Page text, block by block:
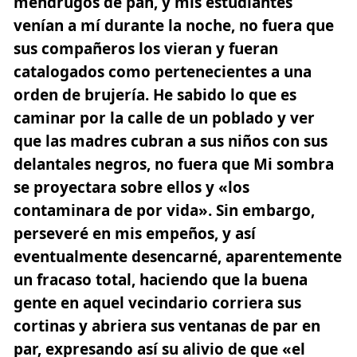
venían a mí durante la noche, no fuera que
sus compañeros los vieran y fueran
catalogados como pertenecientes a una
orden de brujería. He sabido lo que es
caminar por la calle de un poblado y ver
que las madres cubran a sus niños con sus
delantales negros, no fuera que Mi sombra
se proyectara sobre ellos y«los
contaminara de por vida». Sin embargo,
perseveré en mis empeños, y así
eventualmente desencarné, aparentemente
un fracaso total, haciendo que la buena
gente en aquel vecindario corriera sus
cortinas y abriera sus ventanas de par en
par, expresando así su alivio de que «el